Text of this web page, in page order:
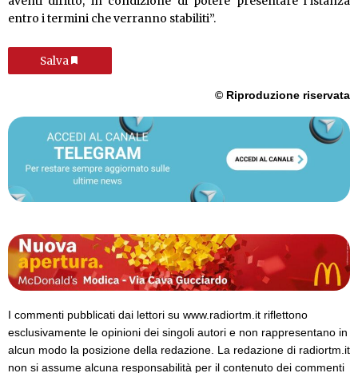
entro i termini che verranno stabiliti”.
Salva
© Riproduzione riservata
I commenti pubblicati dai lettori su www.radiortm.it riflettono
esclusivamente le opinioni dei singoli autori e non rappresentano in
alcun modo la posizione della redazione. La redazione di radiortm.it
non si assume alcuna responsabilità per il contenuto dei commenti